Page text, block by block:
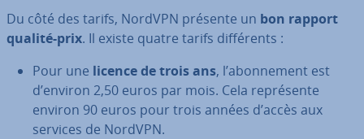
Du côté des tarifs, NordVPN présente un bon rapport
qualité-prix. Il existe quatre tarifs dif­fé­rents :
Pour une licence de trois ans, l’abon­ne­ment est
d’environ 2,50 euros par mois. Cela re­pré­sente
environ 90 euros pour trois années d’accès aux
services de NordVPN.